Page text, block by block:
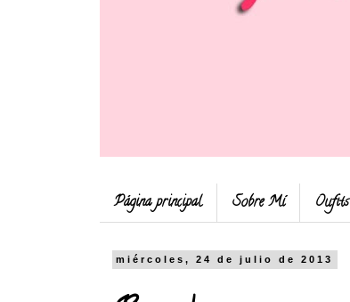
Página principal Sobre Mí Oufits
miércoles, 24 de julio de 2013